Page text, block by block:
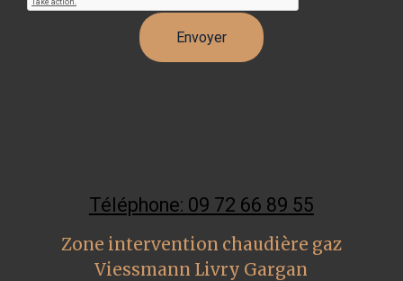
Téléphone: 09 72 66 89 55
Zone intervention chaudière gaz
Viessmann Livry Gargan